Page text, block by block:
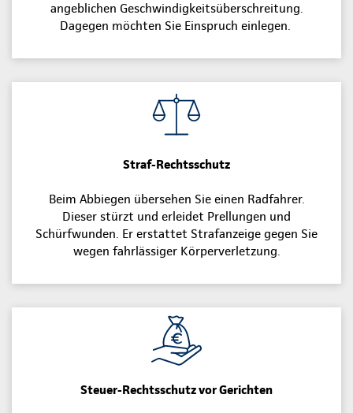
angeblichen Geschwindigkeitsüberschreitung.
Dagegen möchten Sie Einspruch einlegen.
Straf-Rechtsschutz
Beim Abbiegen übersehen Sie einen Radfahrer.
Dieser stürzt und erleidet Prellungen und
Schürfwunden. Er erstattet Strafanzeige gegen Sie
wegen fahrlässiger Körperverletzung.
Steuer-Rechtsschutz vor Gerichten